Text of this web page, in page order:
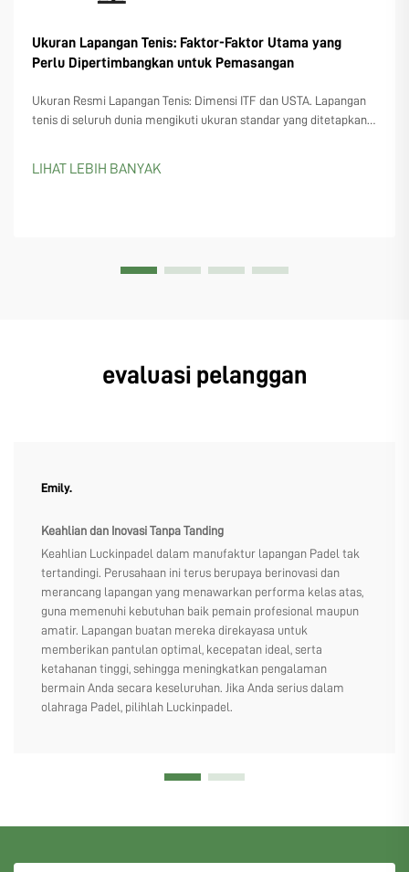
Ukuran Lapangan Tenis: Faktor-Faktor Utama yang
Perlu Dipertimbangkan untuk Pemasangan
Ukuran Resmi Lapangan Tenis: Dimensi ITF dan USTA. Lapangan
tenis di seluruh dunia mengikuti ukuran standar yang ditetapkan
pengukuran yang hampir sama...
LIHAT LEBIH BANYAK
evaluasi pelanggan
Emily.
Keahlian dan Inovasi Tanpa Tanding
Keahlian Luckinpadel dalam manufaktur lapangan Padel tak
tertandingi. Perusahaan ini terus berupaya berinovasi dan
merancang lapangan yang menawarkan performa kelas atas,
guna memenuhi kebutuhan baik pemain profesional maupun
amatir. Lapangan buatan mereka direkayasa untuk
memberikan pantulan optimal, kecepatan ideal, serta
ketahanan tinggi, sehingga meningkatkan pengalaman
bermain Anda secara keseluruhan. Jika Anda serius dalam
olahraga Padel, pilihlah Luckinpadel.